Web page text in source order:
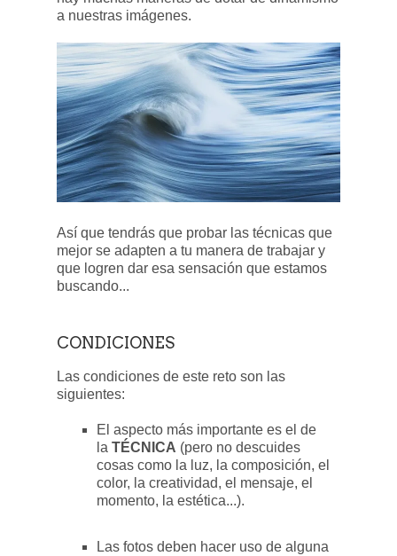
a nuestras imágenes.
Así que tendrás que probar las técnicas que
mejor se adapten a tu manera de trabajar y
que logren dar esa sensación que estamos
buscando...
CONDICIONES
Las condiciones de este reto son las
siguientes:
El aspecto más importante es el de
la TÉCNICA (pero no descuides
cosas como la luz, la composición, el
color, la creatividad, el mensaje, el
momento, la estética...).
Las fotos deben hacer uso de alguna